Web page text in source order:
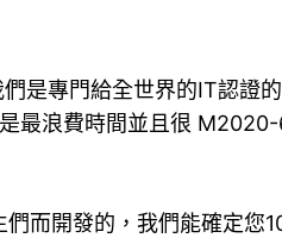
是專門給全世界的IT認證
最浪費時間並且很
而開發的，我們能確定